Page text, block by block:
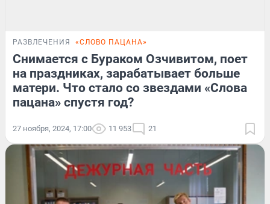
РАЗВЛЕЧЕНИЯ «СЛОВО ПАЦАНА»
Снимается с Бураком Озчивитом, поет
на праздниках, зарабатывает больше
матери. Что стало со звездами «Слова
пацана» спустя год?
27 ноября, 2024, 17:00 11 953 21